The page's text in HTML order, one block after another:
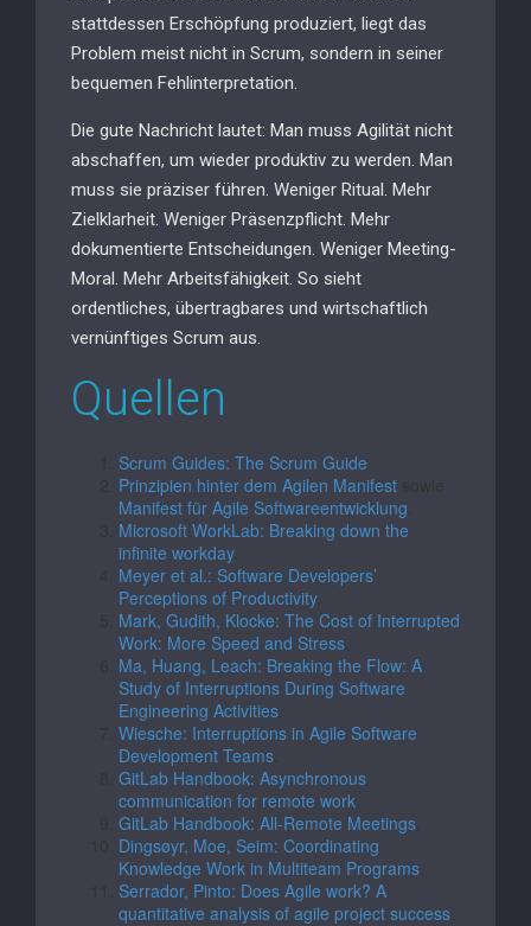
stattdessen Erschöpfung produziert, liegt das
Problem meist nicht in Scrum, sondern in seiner
bequemen Fehlinterpretation.
Die gute Nachricht lautet: Man muss Agilität nicht
abschaffen, um wieder produktiv zu werden. Man
muss sie präziser führen. Weniger Ritual. Mehr
Zielklarheit. Weniger Präsenzpflicht. Mehr
dokumentierte Entscheidungen. Weniger Meeting-
Moral. Mehr Arbeitsfähigkeit. So sieht
ordentliches, übertragbares und wirtschaftlich
vernünftiges Scrum aus.
Quellen
Scrum Guides: The Scrum Guide
Prinzipien hinter dem Agilen Manifest
Manifest für Agile Softwareentwicklung
Microsoft WorkLab: Breaking down the
infinite workday.
Meyer et al.: Software Developers’
Perceptions of Productivity.
Mark, Gudith, Klocke: The Cost of Interrupted
Work: More Speed and Stress
Ma, Huang, Leach: Breaking the Flow: A
Study of Interruptions During Software
Engineering Activities
Wiesche: Interruptions in Agile Software
Development Teams
GitLab Handbook: Asynchronous
communication for remote work
GitLab Handbook: All-Remote Meetings
Dingsøyr, Moe, Seim: Coordinating
Knowledge Work in Multiteam Programs
Serrador, Pinto: Does Agile work? A
quantitative analysis of agile project success